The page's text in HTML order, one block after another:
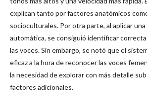
explican tanto por factores anatómicos
socioculturales. Por otra parte, al aplicar
automática, se consiguió identificar
las voces. Sin embargo, se notó que el
eficaz a la hora de reconocer las voces
la necesidad de explorar con más detalle
factores adicionales.